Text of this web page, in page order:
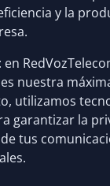
y la
nuestra
utilizamos
garantizar la
tus